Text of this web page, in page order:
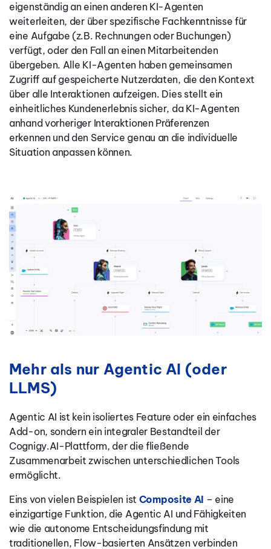
eigenständig an einen anderen KI-Agenten
weiterleiten, der über spezifische Fachkenntnisse für
eine Aufgabe (z.B. Rechnungen oder Buchungen)
verfügt, oder den Fall an einen Mitarbeitenden
übergeben. Alle KI-Agenten haben gemeinsamen
Zugriff auf gespeicherte Nutzerdaten, die den Kontext
über alle Interaktionen aufzeigen. Dies stellt ein
einheitliches Kundenerlebnis sicher, da KI-Agenten
anhand vorheriger Interaktionen Präferenzen
erkennen und den Service genau an die individuelle
Situation anpassen können.
Mehr als nur Agentic AI (oder
LLMS)
Agentic AI ist kein isoliertes Feature oder ein einfaches
Add-on, sondern ein integraler Bestandteil der
Cognigy.AI-Plattform, der die fließende
Zusammenarbeit zwischen unterschiedlichen Tools
ermöglicht.
Eins von vielen Beispielen ist Composite AI – eine
einzigartige Funktion, die Agentic AI und Fähigkeiten
wie die autonome Entscheidungsfindung mit
traditionellen, Flow-basierten Ansätzen verbinden